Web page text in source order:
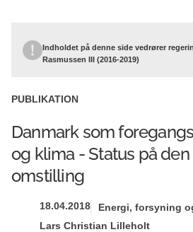
Indholdet på denne side vedrører
Rasmussen III (2016-2019)
PUBLIKATION
Danmark som
og klima - Status på
omstilling
18.04.2018
Energi, forsyning
Lars Christian Lilleholt